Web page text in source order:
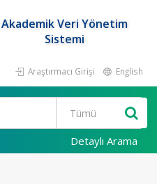
Akademik Veri Yönetim
Sistemi
Araştırmacı Girişi English
Detaylı Arama